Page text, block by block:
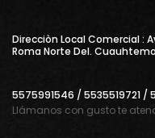
Direcciòn Local Comercial :
Roma Norte Del.
5575991546 / 5535519721 /
Llámanos con gusto te